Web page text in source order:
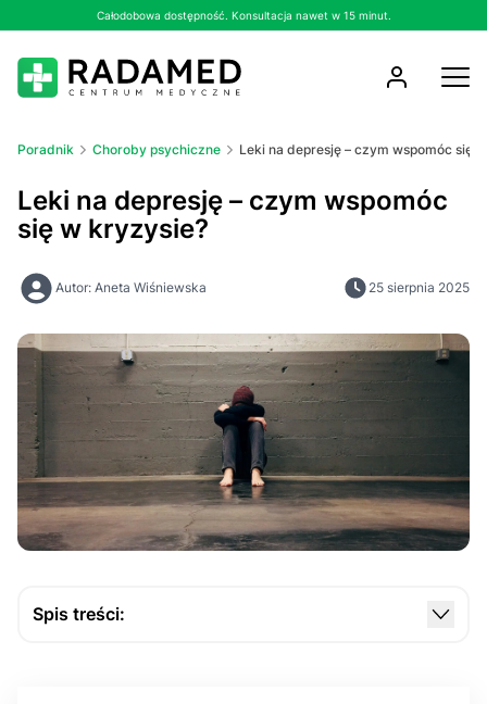
Całodobowa dostępność. Konsultacja nawet w 15 minut.
Poradnik Choroby psychiczne Leki na depresję – czym wspomóc się
Leki na depresję – czym wspomóc
się w kryzysie?
Autor: Aneta Wiśniewska 25 sierpnia 2025
Spis treści: